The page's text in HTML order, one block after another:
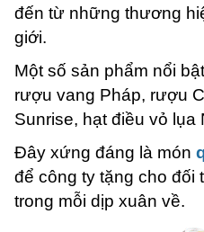
đến từ những thương
giới.
Một số sản phẩm nổi
rượu vang Pháp, rượu
Sunrise, hạt điều vỏ
Đây xứng đáng là món
để công ty tặng cho đối
trong mỗi dịp xuân về.